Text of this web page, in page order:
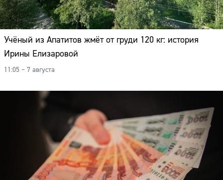
Учёный из Апатитов жмёт от груди 120 кг: история
Ирины Елизаровой
11:05 – 7 августа
Сайт: